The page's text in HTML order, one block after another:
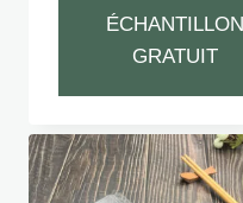
ÉCHANTILLON
GRATUIT